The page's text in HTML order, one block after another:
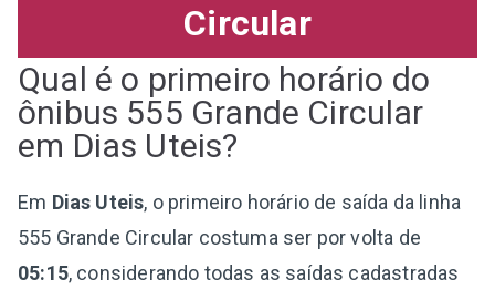
Circular
Qual é o primeiro horário do
ônibus 555 Grande Circular
em Dias Uteis?
Em Dias Uteis, o primeiro horário de saída da linha
555 Grande Circular costuma ser por volta de
05:15, considerando todas as saídas cadastradas